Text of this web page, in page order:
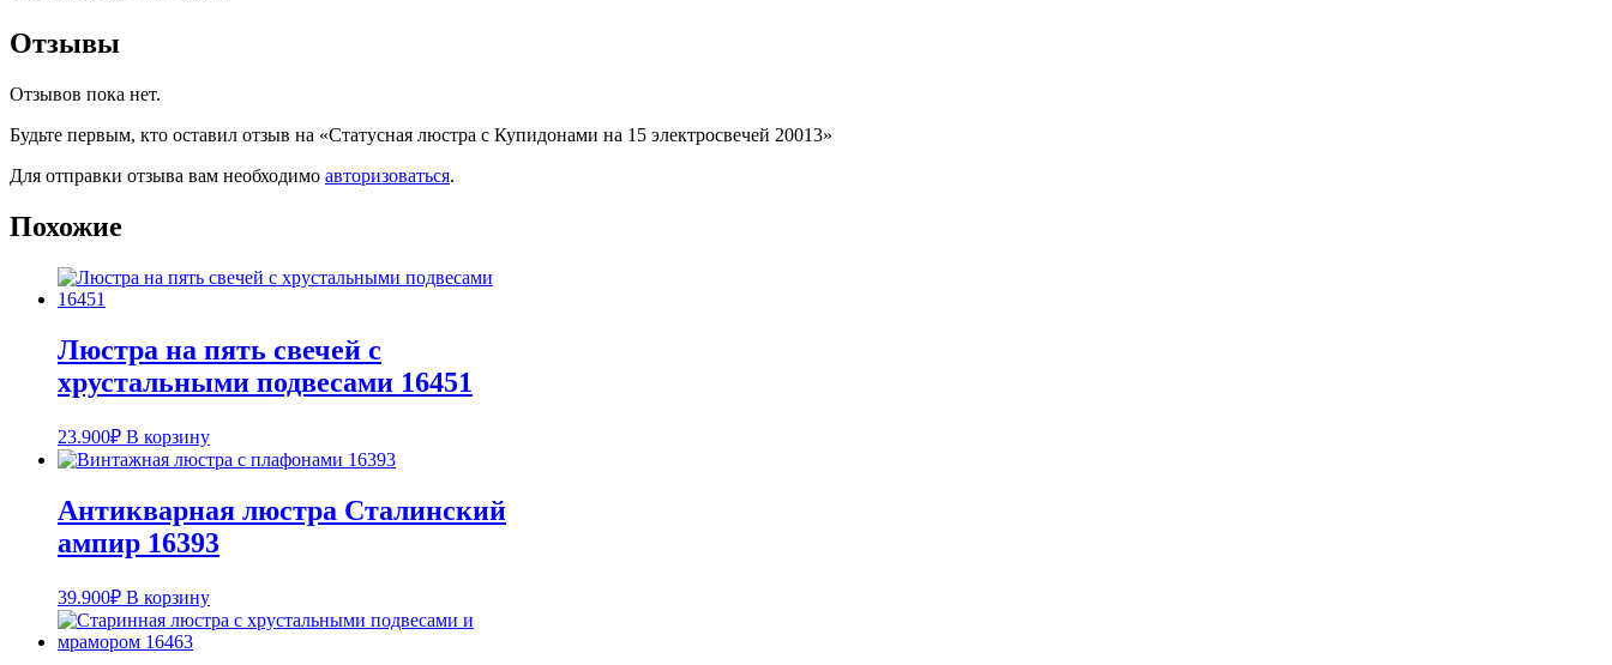
Отзывы
Отзывов пока нет.
Будьте первым, кто оставил отзыв на «Статусная люстра с Купидонами на 15 электросвечей 20013»
Для отправки отзыва вам необходимо авторизоваться.
Похожие
Люстра на пять свечей с
хрустальными подвесами 16451
23.900₽ В корзину
Антикварная люстра Сталинский
ампир 16393
39.900₽ В корзину